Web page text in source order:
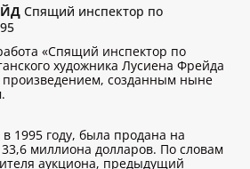
Спящий инспектор по
«Спящий инспектор по
художника Лусиена Фрейда
созданным ныне
1995 году, была продана на
33,6 миллиона долларов. По словам
аукциона, предыдущий